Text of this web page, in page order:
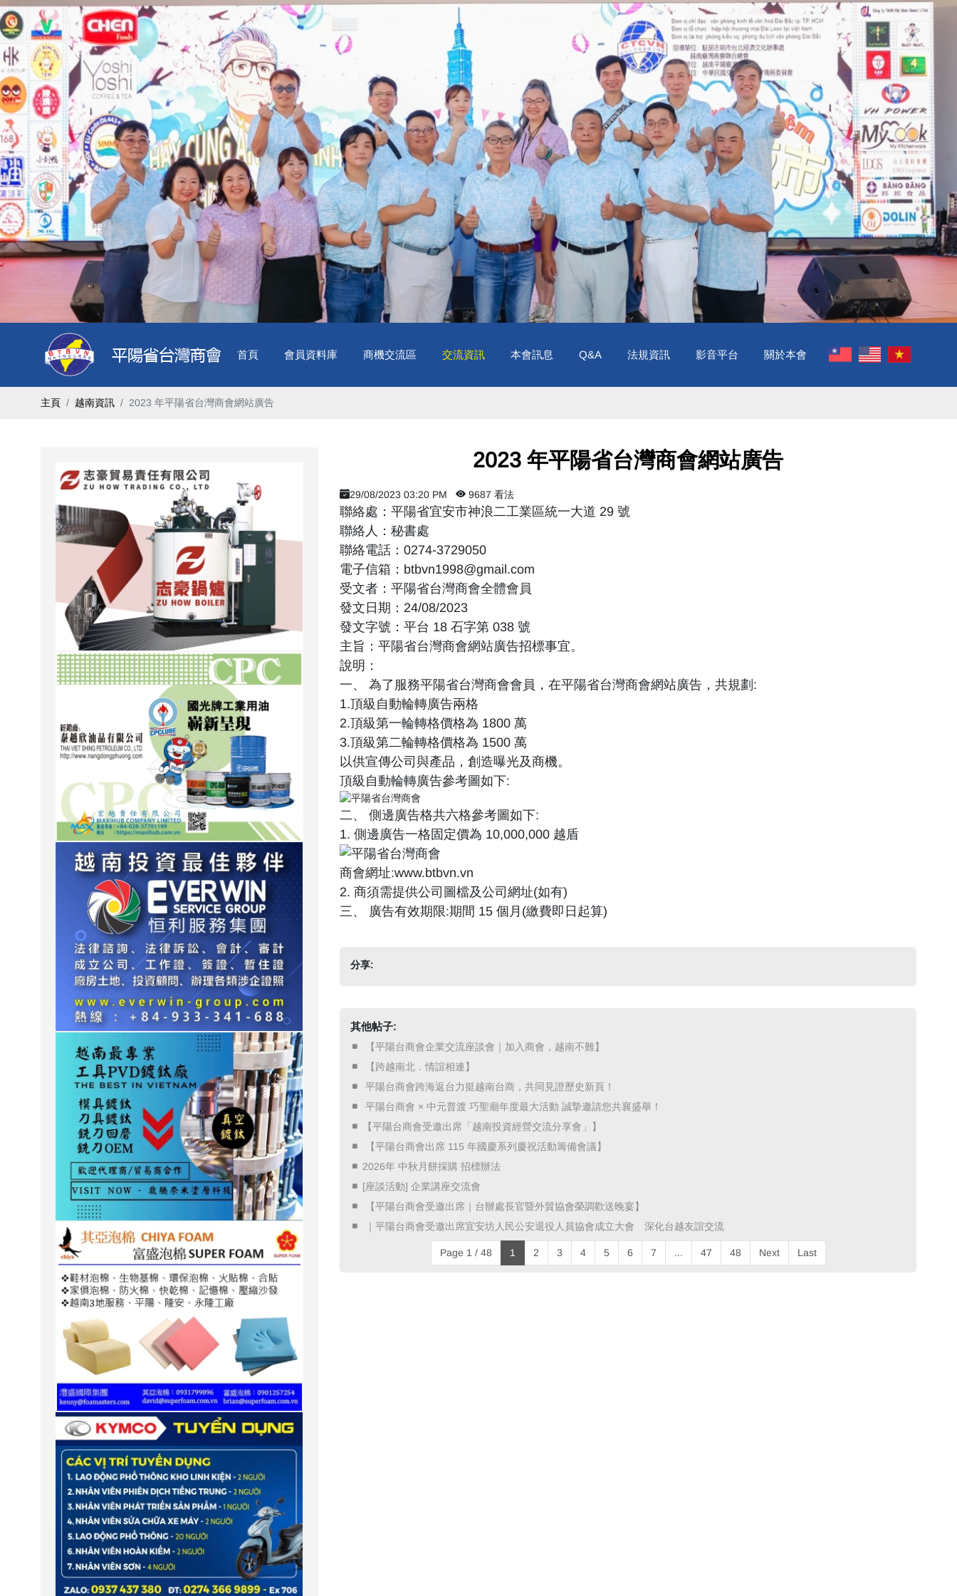
首頁 會員資料庫 商機交流區 交流資訊 本會訊息 Q&A 法規資訊 影音平台 關於本會
主頁 越南資訊 2023 年平陽省台灣商會網站廣告
2023 年平陽省台灣商會網站廣告
29/08/2023 03:20 PM 9687 看法
聯絡處：平陽省宜安市神浪二工業區統一大道 29 號
聯絡人：秘書處
聯絡電話：0274-3729050
電子信箱：btbvn1998@gmail.com
受文者：平陽省台灣商會全體會員
發文日期：24/08/2023
發文字號：平台 18 石字第 038 號
主旨：平陽省台灣商會網站廣告招標事宜。
說明：
一、 為了服務平陽省台灣商會會員，在平陽省台灣商會網站廣告，共規劃:
1.頂級自動輪轉廣告兩格
2.頂級第一輪轉格價格為 1800 萬
3.頂級第二輪轉格價格為 1500 萬
以供宣傳公司與產品，創造曝光及商機。
頂級自動輪轉廣告參考圖如下:
二、 側邊廣告格共六格參考圖如下:
1. 側邊廣告一格固定價為 10,000,000 越盾
商會網址:www.btbvn.vn
2. 商須需提供公司圖檔及公司網址(如有)
三、 廣告有效期限:期間 15 個月(繳費即日起算)
分享:
其他帖子:
​ 【平陽台商會企業交流座談會｜加入商會，越南不難】 ​
​ 【跨越南北．情誼相連】 ​
​ 平陽台商會跨海返台力挺越南台商，共同見證歷史新頁！ ​
​ 平陽台商會 × 中元普渡 巧聖廟年度最大活動 誠摯邀請您共襄盛舉！ ​
【平陽台商會受邀出席「越南投資經營交流分享會」】
​ 【平陽台商會出席 115 年國慶系列慶祝活動籌備會議】 ​
2026年 中秋月餅採購 招標辦法
[座談活動] 企業講座交流會
​ 【平陽台商會受邀出席｜台辦處長官暨外貿協會榮調歡送晚宴】 ​
​ ｜平陽台商會受邀出席宜安坊人民公安退役人員協會成立大會 深化台越友誼交流 ​
Page 1 / 48 1 2 3 4 5 6 7 ... 47 48 Next Last